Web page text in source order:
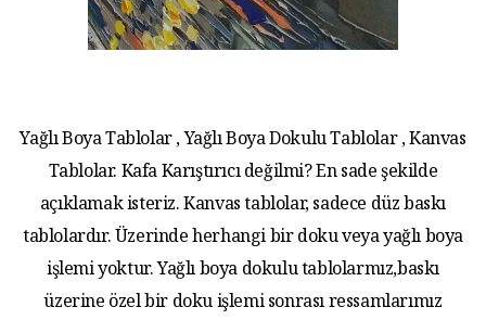
Yağlı Boya Tablolar , Yağlı Boya Dokulu Tablolar , Kanvas
Tablolar. Kafa Karıştırıcı değilmi? En sade şekilde
açıklamak isteriz. Kanvas tablolar, sadece düz baskı
tablolardır. Üzerinde herhangi bir doku veya yağlı boya
işlemi yoktur. Yağlı boya dokulu tablolarmız,baskı
üzerine özel bir doku işlemi sonrası ressamlarımız